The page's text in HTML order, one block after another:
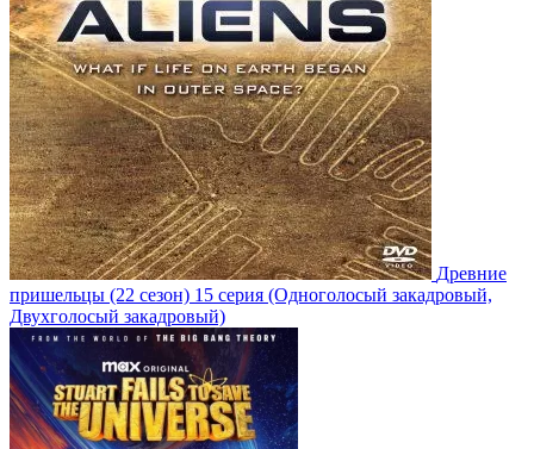
Древние
пришельцы (22 сезон) 15 серия (Одноголосый закадровый,
Двухголосый закадровый)